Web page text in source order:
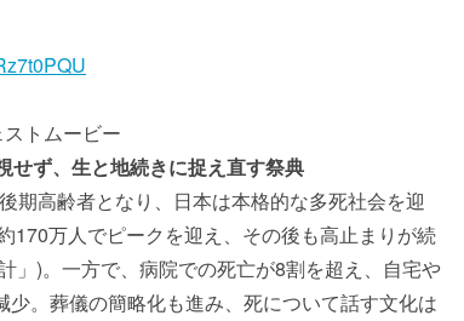
トムービー
せず、生と地続きに捉え直す祭典
期高齢者となり、日本は本格的な多死社会を迎
170万人でピークを迎え、その後も高止まりが続
」)。一方で、病院での死亡が8割を超え、自宅や
。葬儀の簡略化も進み、死について話す文化は